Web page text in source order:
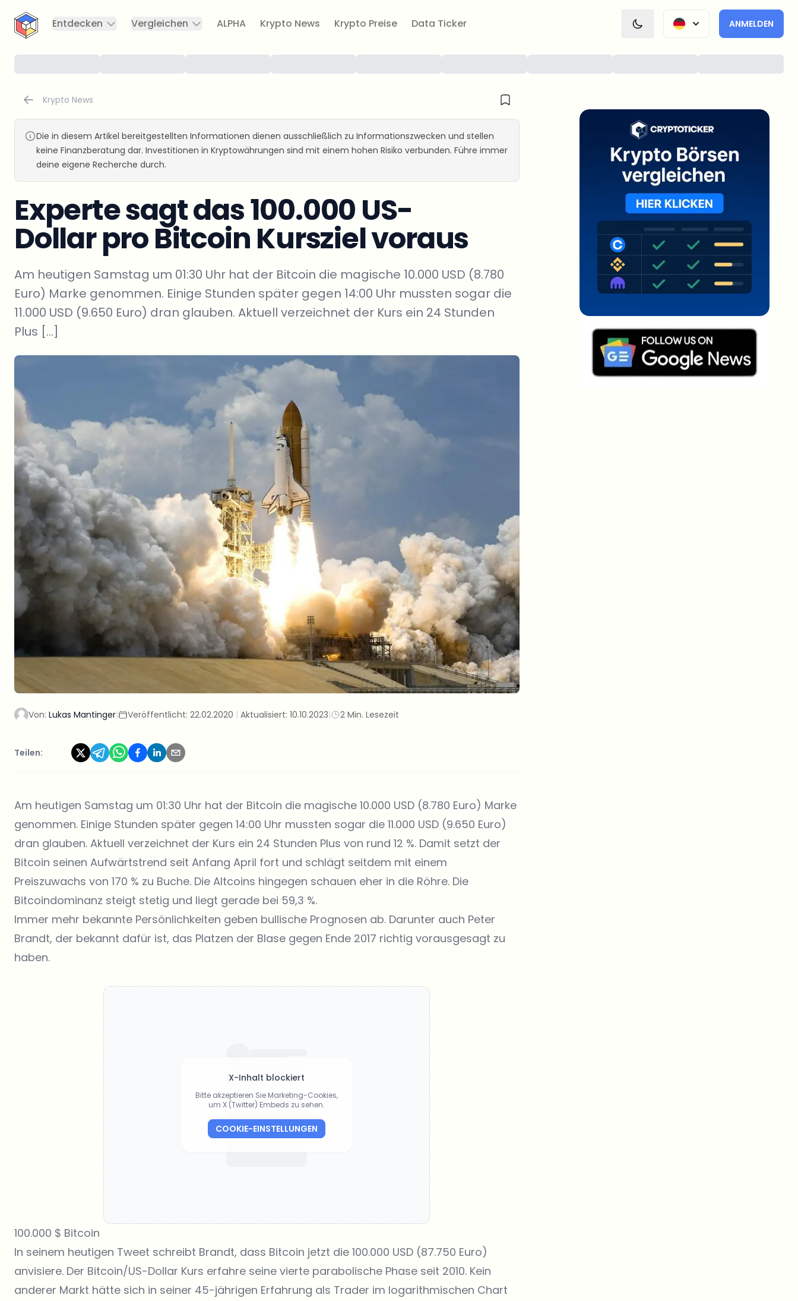
CryptoTicker
Entdecken
Vergleichen ALPHA Krypto News Krypto Preise Data Ticker ANMELDEN
Krypto News
Die in diesem Artikel bereitgestellten Informationen dienen ausschließlich zu Informationszwecken und stellen
keine Finanzberatung dar. Investitionen in Kryptowährungen sind mit einem hohen Risiko verbunden. Führe immer
deine eigene Recherche durch.
Experte sagt das 100.000 US-
Dollar pro Bitcoin Kursziel voraus
Am heutigen Samstag um 01:30 Uhr hat der Bitcoin die magische 10.000 USD (8.780
Euro) Marke genommen. Einige Stunden später gegen 14:00 Uhr mussten sogar die
11.000 USD (9.650 Euro) dran glauben. Aktuell verzeichnet der Kurs ein 24 Stunden
Plus […]
Von: Lukas Mantinger| Veröffentlicht: 22.02.2020 | Aktualisiert: 10.10.2023| 2 Min. Lesezeit
Teilen:
Am heutigen Samstag um 01:30 Uhr hat der Bitcoin die magische 10.000 USD (8.780 Euro) Marke
genommen. Einige Stunden später gegen 14:00 Uhr mussten sogar die 11.000 USD (9.650 Euro)
dran glauben. Aktuell verzeichnet der Kurs ein 24 Stunden Plus von rund 12 %. Damit setzt der
Bitcoin seinen Aufwärtstrend seit Anfang April fort und schlägt seitdem mit einem
Preiszuwachs von 170 % zu Buche. Die Altcoins hingegen schauen eher in die Röhre. Die
Bitcoindominanz steigt stetig und liegt gerade bei 59,3 %.
Immer mehr bekannte Persönlichkeiten geben bullische Prognosen ab. Darunter auch Peter
Brandt, der bekannt dafür ist, das Platzen der Blase gegen Ende 2017 richtig vorausgesagt zu
haben.
X-Inhalt blockiert
Bitte akzeptieren Sie Marketing-Cookies,
um X (Twitter) Embeds zu sehen.
COOKIE-EINSTELLUNGEN
100.000 $ Bitcoin
In seinem heutigen Tweet schreibt Brandt, dass Bitcoin jetzt die 100.000 USD (87.750 Euro)
anvisiere. Der Bitcoin/US-Dollar Kurs erfahre seine vierte parabolische Phase seit 2010. Kein
anderer Markt hätte sich in seiner 45-jährigen Erfahrung als Trader im logarithmischen Chart